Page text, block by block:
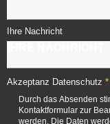
Ihre Nachricht
Akzeptanz Datenschutz *
Durch das Absenden
Kontaktformular zur
werden. Die Daten